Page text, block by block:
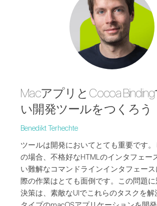
MacアプリとCocoa
い開発ツールをつくろう
Benedikt Terhechte
ツールは開発においてとても重要です。
の場合、不格好なHTMLのインタフェー
い難解なコマンドラインインタフェー
際の作業はとても面倒です。この問題
決策は、素敵なUIでこれらのタスクを解